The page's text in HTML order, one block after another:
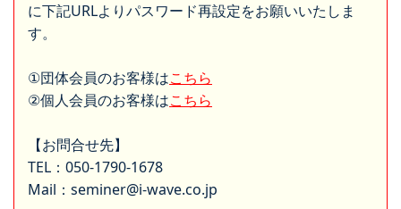
に下記URLよりパスワード再設定をお願いいたしま
す。
①団体会員のお客様はこちら
②個人会員のお客様はこちら
【お問合せ先】
TEL：050-1790-1678
Mail：seminer@i-wave.co.jp